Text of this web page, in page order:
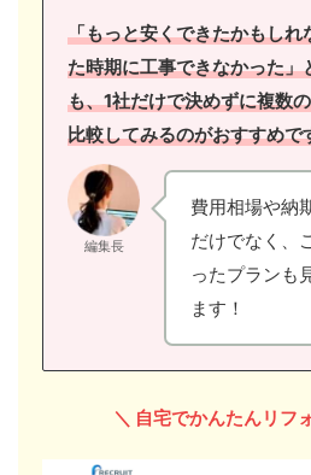
「もっと安くできたかもしれ
た時期に工事できなかった」
も、1社だけで決めずに複数
比較してみるのがおすすめで
編集長
費用相場や納
だけでなく、
ったプランも
ます！
＼ 自宅でかんたんリフ